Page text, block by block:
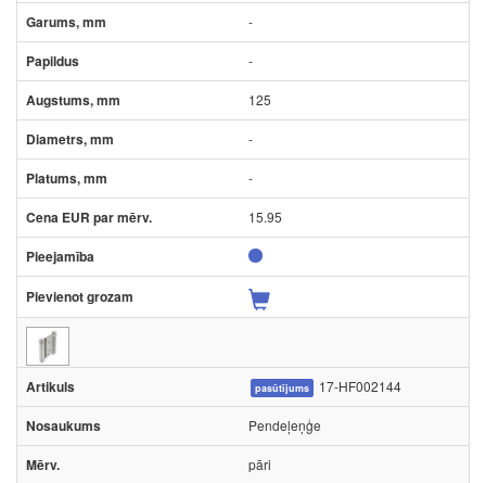
-
-
125
-
-
15.95
pasūtījums 17-HF002144
Pendeļeņģe
pāri